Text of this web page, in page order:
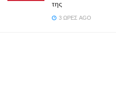
της
3 ΏΡΕΣ AGO